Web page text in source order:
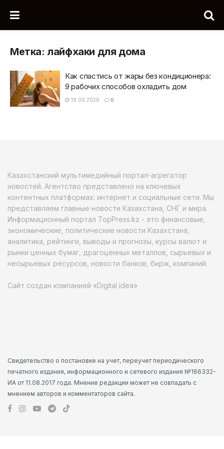
Метка: лайфхаки для дома
Как спастись от жары без кондиционера:
9 рабочих способов охладить дом
19.06.2026 0
Казахстанский мультимедийный портал-агрегатор
новостей. Агентство представлено на ключевых
контентных платформах: интернет и социальные сети. Мы
представляем главные новости Казахстана, СНГ и мира.
Информационный портал TopPress.kz - это финансовые,
экономические, политические новости Казахстана,
аналитика, рейтинги, выводы и прогнозы, курсы валют и
рынки ценных бумаг, драгоценных металлов, сырьевых и
несырьевых ресурсов, новости банков, бирж, компаний.
Сайт создан компанией «Digital idea»
Свидетельство о постановке на учет, переучет периодического
печатного издания, информационного и сетевого издания №166332-
ИА от 11.08.2017 года. Мнение редакции может не совпадать с
мнением авторов и комментаторов сайта.